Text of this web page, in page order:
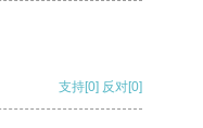
支持[0] 反对[0]